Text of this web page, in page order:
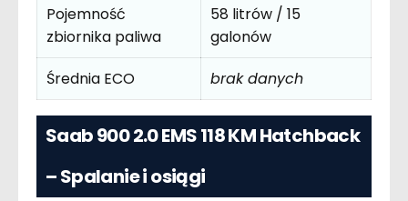
Pojemność
zbiornika paliwa
58 litrów / 15
galonów
Średnia ECO
brak danych
Saab 900 2.0 EMS 118 KM Hatchback
– Spalanie i osiągi